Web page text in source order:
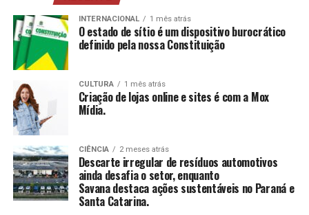
mais, estimulando a construção e reconstrução de
suas histórias e vivências.
CCAS
: Ambiente de convivência para crianças e
adolescentes, abrangendo desde jogos até cultura
SAICA: Trabalho de cuidado, orientação e proteção
integral a crianças e adolescentes em situação de
CEIS
: Garantia de um ambiente seguro e desafiador
para o desenvolvimento infantil.
Conclusão
INTERNACIONAL 1 mês atrás
O estado de sítio é um dispositivo burocrático
definido pela nossa Constituição
CULTURA 1 mês atrás
Criação de lojas online e sites é com a Mox
Mídia.
CIÊNCIA 2 meses atrás
Descarte irregular de resíduos automotivos
ainda desafia o setor, enquanto
Savana destaca ações sustentáveis no Paraná e
Santa Catarina.